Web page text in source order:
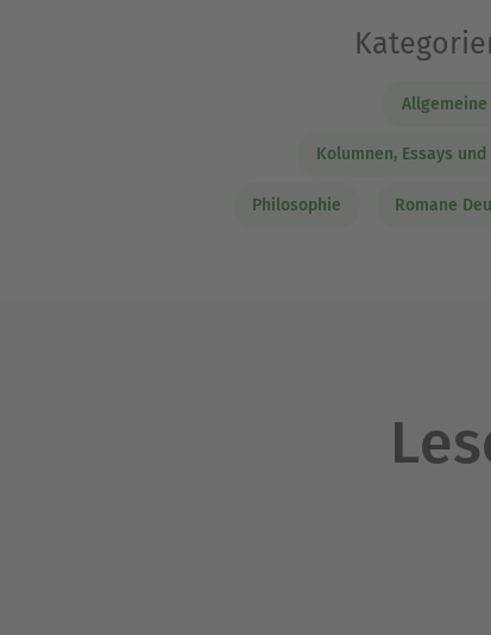
Kolumnen, Essays
Philosophie Romane